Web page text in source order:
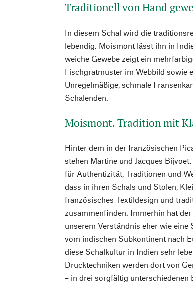
Traditionell von Hand
In diesem Schal wird die
lebendig. Moismont lässt ihn in
weiche Gewebe zeigt ein
Fischgratmuster im Webbild sowie
Unregelmäßige, schmale
Schalenden.
Moismont. Tradition mit
Hinter dem in der französischen
stehen Martine und Jacques
für Authentizität, Traditionen und
dass in ihren Schals und Stolen,
französisches Textildesign und
zusammenfinden. Immerhin hat
unserem Verständnis eher wie eine
vom indischen Subkontinent nach
diese Schalkultur in Indien sehr
Drucktechniken werden dort von
– in drei sorgfältig unterschiedenen